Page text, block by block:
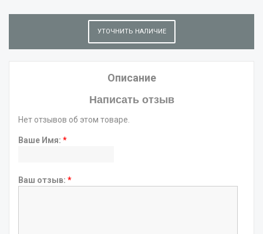
УТОЧНИТЬ НАЛИЧИЕ
Описание
Написать отзыв
Нет отзывов об этом товаре.
Ваше Имя: *
Ваш отзыв: *